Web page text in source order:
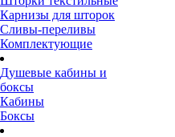
Карнизы для шторок
Сливы-переливы
Комплектующие
Душевые кабины и
боксы
Кабины
Боксы